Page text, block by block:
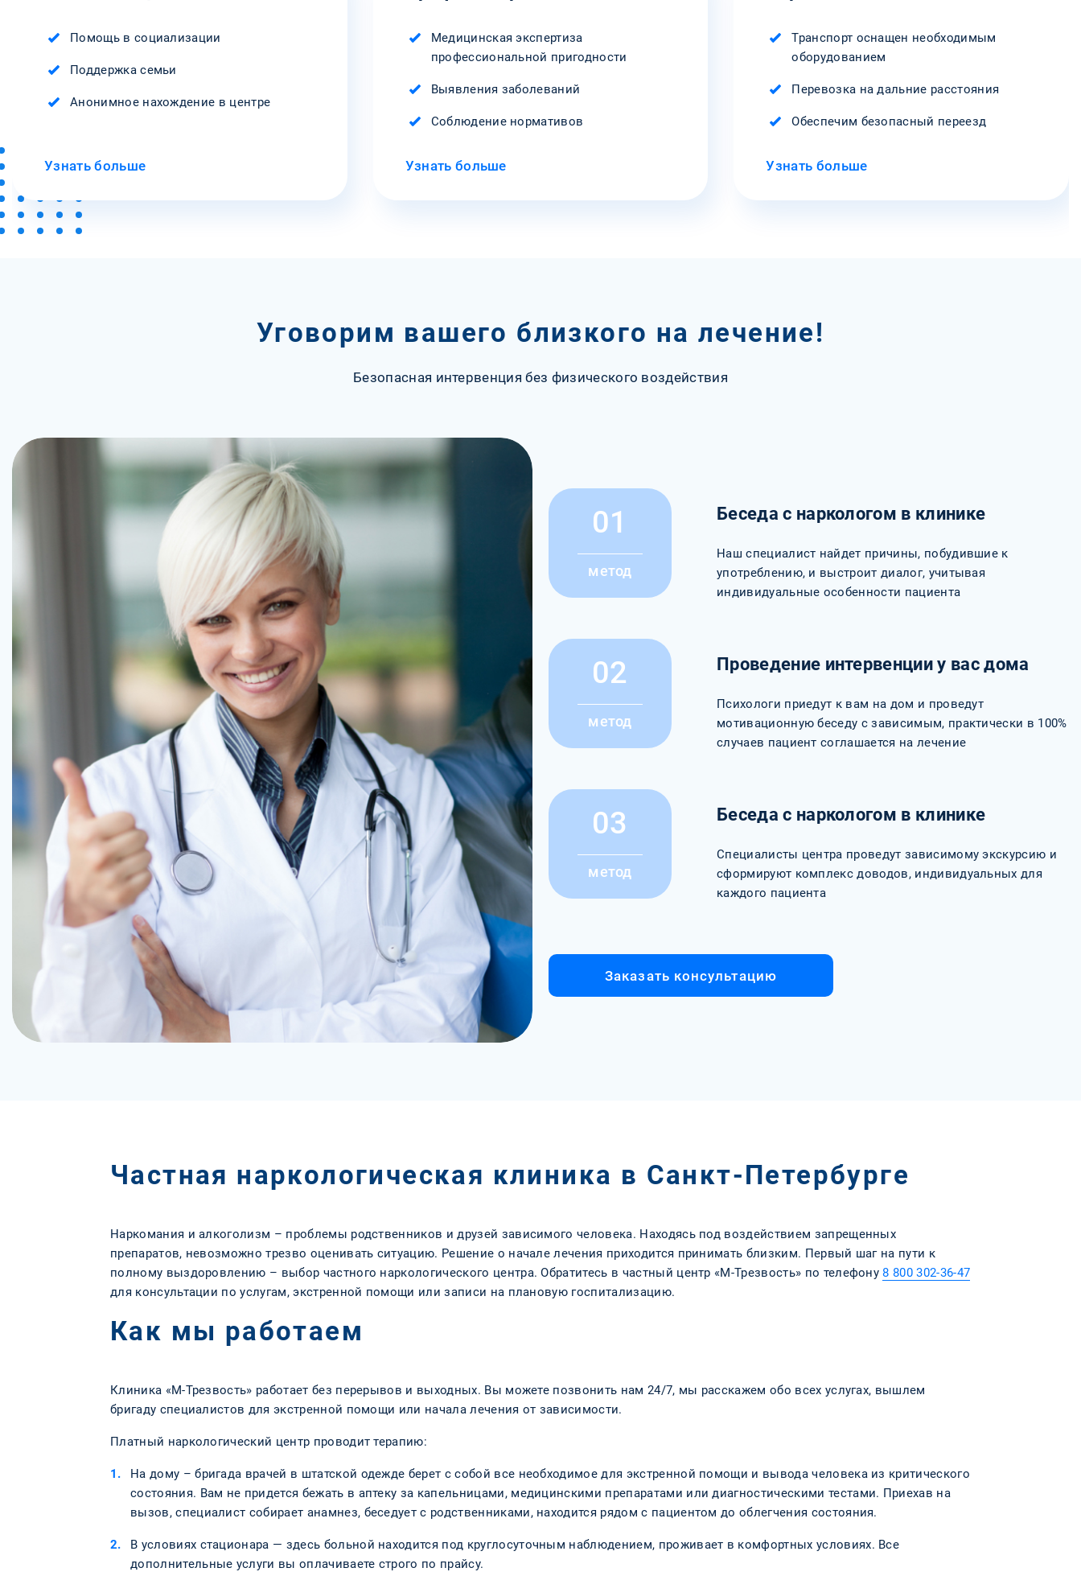
Помощь в социализации
Поддержка семьи
Анонимное нахождение в центре
Узнать больше
Медицинская экспертиза
профессиональной пригодности
Выявления заболеваний
Соблюдение нормативов
Узнать больше
Транспорт оснащен необходимым
оборудованием
Перевозка на дальние расстояния
Обеспечим безопасный переезд
Узнать больше
Уговорим вашего близкого на лечение!
Безопасная интервенция без физического воздействия
01
метод
Беседа с наркологом в клинике
Наш специалист найдет причины, побудившие к
употреблению, и выстроит диалог, учитывая
индивидуальные особенности пациента
02
метод
Проведение интервенции у вас дома
Психологи приедут к вам на дом и проведут
мотивационную беседу с зависимым, практически в 100%
случаев пациент соглашается на лечение
03
метод
Беседа с наркологом в клинике
Специалисты центра проведут зависимому экскурсию и
сформируют комплекс доводов, индивидуальных для
каждого пациента
Заказать консультацию
Частная наркологическая клиника в Санкт-Петербурге
Наркомания и алкоголизм – проблемы родственников и друзей зависимого человека. Находясь под воздействием запрещенных
препаратов, невозможно трезво оценивать ситуацию. Решение о начале лечения приходится принимать близким. Первый шаг на пути к
полному выздоровлению – выбор частного наркологического центра. Обратитесь в частный центр «М-Трезвость» по телефону 8 800 302-36-47
для консультации по услугам, экстренной помощи или записи на плановую госпитализацию.
Как мы работаем
Клиника «М-Трезвость» работает без перерывов и выходных. Вы можете позвонить нам 24/7, мы расскажем обо всех услугах, вышлем
бригаду специалистов для экстренной помощи или начала лечения от зависимости.
Платный наркологический центр проводит терапию:
На дому – бригада врачей в штатской одежде берет с собой все необходимое для экстренной помощи и вывода человека из критического
состояния. Вам не придется бежать в аптеку за капельницами, медицинскими препаратами или диагностическими тестами. Приехав на
вызов, специалист собирает анамнез, беседует с родственниками, находится рядом с пациентом до облегчения состояния.
В условиях стационара — здесь больной находится под круглосуточным наблюдением, проживает в комфортных условиях. Все
дополнительные услуги вы оплачиваете строго по прайсу.